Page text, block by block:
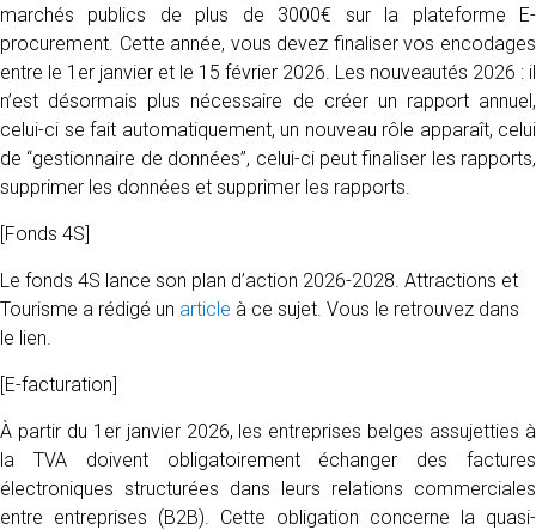
marchés publics de plus de 3000€ sur la plateforme E-
procurement. Cette année, vous devez finaliser vos encodages
entre le 1er janvier et le 15 février 2026. Les nouveautés 2026 : il
n’est désormais plus nécessaire de créer un rapport annuel,
celui-ci se fait automatiquement, un nouveau rôle apparaît, celui
de “gestionnaire de données”, celui-ci peut finaliser les rapports,
supprimer les données et supprimer les rapports.
[Fonds 4S]
Le fonds 4S lance son plan d’action 2026-2028. Attractions et
Tourisme a rédigé un article à ce sujet. Vous le retrouvez dans
le lien.
[E-facturation]
À partir du 1er janvier 2026, les entreprises belges assujetties à
la TVA doivent obligatoirement échanger des factures
électroniques structurées dans leurs relations commerciales
entre entreprises (B2B). Cette obligation concerne la quasi-